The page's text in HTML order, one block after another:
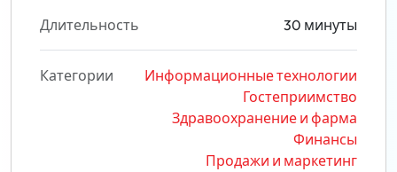
Длительность 30 минуты
Категории
Информационные технологии
Гостеприимство
Здравоохранение и фарма
Финансы
Продажи и маркетинг